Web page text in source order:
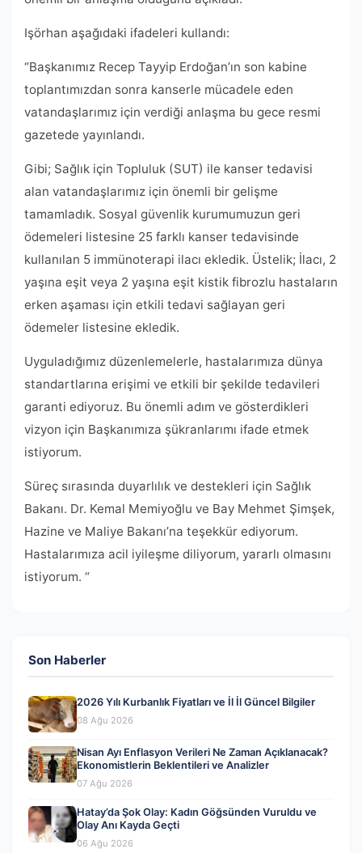
Işörhan aşağıdaki ifadeleri kullandı:
“Başkanımız Recep Tayyip Erdoğan’ın son kabine
toplantımızdan sonra kanserle mücadele eden
vatandaşlarımız için verdiği anlaşma bu gece resmi
gazetede yayınlandı.
Gibi; Sağlık için Topluluk (SUT) ile kanser tedavisi
alan vatandaşlarımız için önemli bir gelişme
tamamladık. Sosyal güvenlik kurumumuzun geri
ödemeleri listesine 25 farklı kanser tedavisinde
kullanılan 5 immünoterapi ilacı ekledik. Üstelik; İlacı, 2
yaşına eşit veya 2 yaşına eşit kistik fibrozlu hastaların
erken aşaması için etkili tedavi sağlayan geri
ödemeler listesine ekledik.
Uyguladığımız düzenlemelerle, hastalarımıza dünya
standartlarına erişimi ve etkili bir şekilde tedavileri
garanti ediyoruz. Bu önemli adım ve gösterdikleri
vizyon için Başkanımıza şükranlarımı ifade etmek
istiyorum.
Süreç sırasında duyarlılık ve destekleri için Sağlık
Bakanı. Dr. Kemal Memiyoğlu ve Bay Mehmet Şimşek,
Hazine ve Maliye Bakanı’na teşekkür ediyorum.
Hastalarımıza acil iyileşme diliyorum, yararlı olmasını
istiyorum. “
Son Haberler
2026 Yılı Kurbanlık Fiyatları ve İl İl Güncel Bilgiler
08 Ağu 2026
Nisan Ayı Enflasyon Verileri Ne Zaman Açıklanacak?
Ekonomistlerin Beklentileri ve Analizler
07 Ağu 2026
Hatay’da Şok Olay: Kadın Göğsünden Vuruldu ve
Olay Anı Kayda Geçti
06 Ağu 2026